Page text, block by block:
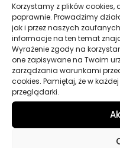
Korzystamy z plików cookies,
poprawnie. Prowadzimy
jak i przez naszych
informacje na ten temat
Wyrażenie zgody na
one zapisywane na Twoim
zarządzania warunkami
cookies. Pamiętaj, że w
przeglądarki.
Parametry
Producent
Opinie
Na razie nie ma opinii o